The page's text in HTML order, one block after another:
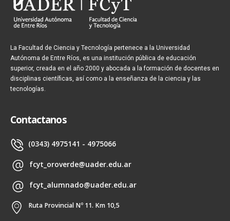
La Facultad de Ciencia y Tecnología pertenece a la Universidad
Autónoma de Entre Ríos, es una institución pública de educación
superior, creada en el año 2000 y abocada a la formación de docentes en
disciplinas científicas, así como a la enseñanza de la ciencia y las
tecnologías.
Contactanos
(0343) 4975141 - 4975066
fcyt_oroverde@uader.edu.ar
fcyt_alumnado@uader.edu.ar
Ruta Provincial Nº 11. Km 10,5